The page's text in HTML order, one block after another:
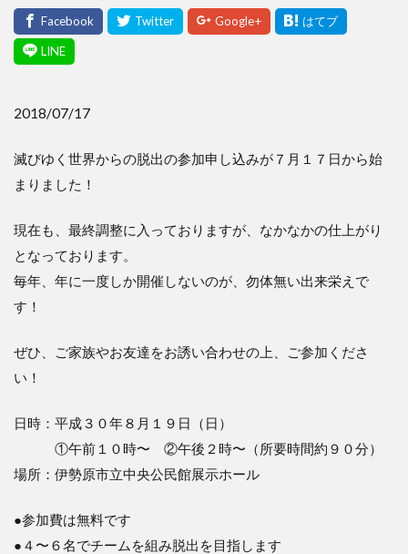
2018/07/17
滅びゆく世界からの脱出の参加申し込みが７月１７日から始
まりました！
現在も、最終調整に入っておりますが、なかなかの仕上がり
となっております。
毎年、年に一度しか開催しないのが、勿体無い出来栄えで
す！
ぜひ、ご家族やお友達をお誘い合わせの上、ご参加くださ
い！
日時：平成３０年８月１９日（日）
①午前１０時〜 ②午後２時〜（所要時間約９０分）
場所：伊勢原市立中央公民館展示ホール
●参加費は無料です
●４〜６名でチームを組み脱出を目指します